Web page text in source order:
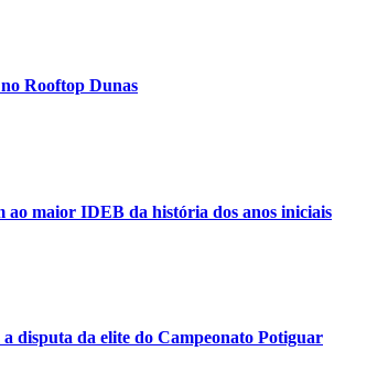
Rooftop Dunas
ao maior IDEB da história dos anos iniciais
disputa da elite do Campeonato Potiguar